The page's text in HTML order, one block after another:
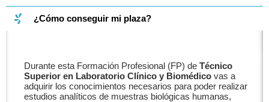
¿Cómo conseguir mi plaza?
Durante esta Formación Profesional (FP) de Técnico
Superior en Laboratorio Clínico y Biomédico vas a
adquirir los conocimientos necesarios para poder realizar
estudios analíticos de muestras biológicas humanas,